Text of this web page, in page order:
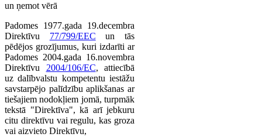
un ņemot vērā
Padomes 1977.gada 19.decembra
Direktīvu 77/799/EEC un tās
pēdējos grozījumus, kuri izdarīti ar
Padomes 2004.gada 16.novembra
Direktīvu 2004/106/EC, attiecībā
uz dalībvalstu kompetentu iestāžu
savstarpējo palīdzību aplikšanas ar
tiešajiem nodokļiem jomā, turpmāk
tekstā "Direktīva", kā arī jebkuru
citu direktīvu vai regulu, kas groza
vai aizvieto Direktīvu,